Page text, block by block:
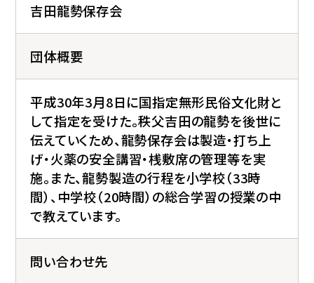
吉田龍勢保存会
団体概要
平成30年3月8日に国指定無形民俗文化財と
して指定を受けた。秩父吉田の龍勢を後世に
伝えていくため、龍勢保存会は製造・打ち上
げ・火薬の安全講習・桟敷席の管理等を実
施。また、龍勢製造の行程を小学校（33時
間）、中学校（20時間）の総合学習の授業の中
で教えています。
問い合わせ先